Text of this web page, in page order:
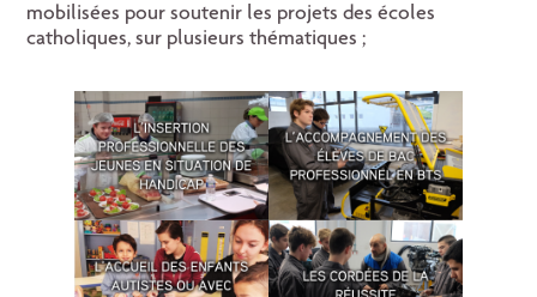
mobilisées pour soutenir les projets des écoles
catholiques, sur plusieurs thématiques ;